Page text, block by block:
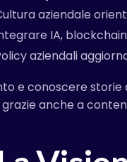
aziendale
IA,
aziendali
e conoscere
anche a